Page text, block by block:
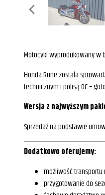
Motocykl wyprodukowany w
Honda Rune została
technicznym i polisą OC –
Wersja z najwyższym
Sprzedaż na podstawie
Dodatkowo oferujemy:
możliwość
przygotowanie do